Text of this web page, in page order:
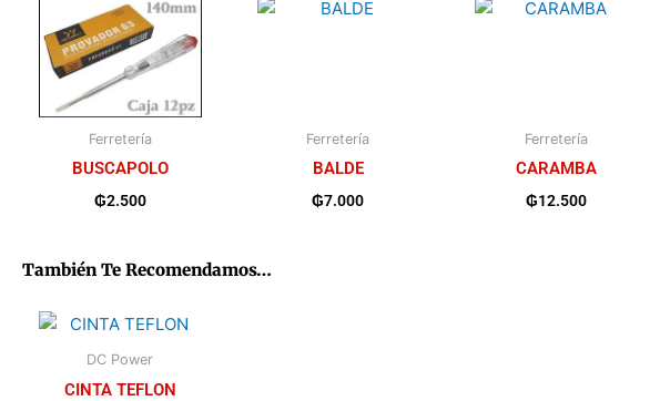
Ferretería
BUSCAPOLO
₲2.500
Ferretería
BALDE
₲7.000
Ferretería
CARAMBA
₲12.500
También Te Recomendamos…
DC Power
CINTA TEFLON